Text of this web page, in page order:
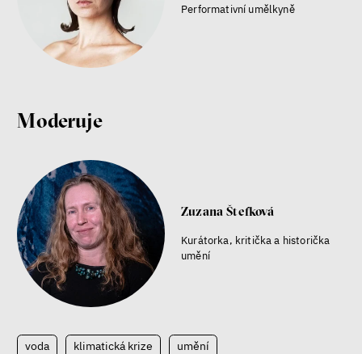
Performativní umělkyně
Moderuje
Zuzana Štefková
Kurátorka, kritička a historička
umění
voda klimatická krize umění